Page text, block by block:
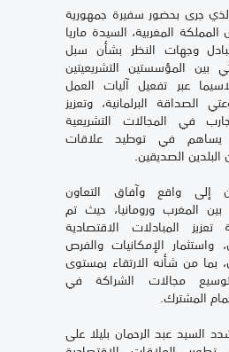
جرى بحضور سفيرة جمهورية
المغربية، السيدة ماريا
وجهات النظر بشأن سبل
بين المؤسستين التشريعيتين
عبر تفعيل آليات العمل
الصداقة البرلمانية، وتعزيز
في المجالات التشريعية
يساهم في توطيد علاقات
البلدين الصديقين.
إلى واقع وآفاق التعاون
بين المغرب ورومانيا، حيث تم
المبادلات الاقتصادية
واستثمار الإمكانيات والفرص
بما من شأنه الارتقاء بمستوى
مجالات الشراكة في
المشترك.
السيد عبد الرحمان بليلا على